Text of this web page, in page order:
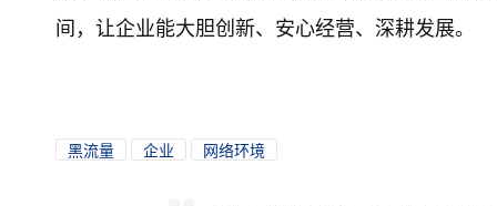
间，让企业能大胆创新、安心经营、深耕发展。
黑流量 企业 网络环境